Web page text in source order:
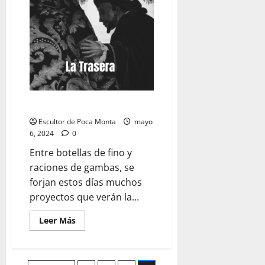
de
lo
importante»
Escultor de Poca Monta
mayo
6, 2024
0
Entre botellas de fino y
raciones de gambas, se
forjan estos días muchos
proyectos que verán la...
Leer MásLeer
más
PRESTE: